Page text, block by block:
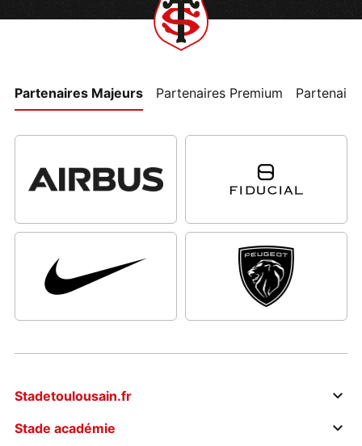
Partenaires Majeurs Partenaires Premium
Stadetoulousain.fr
Stade académie